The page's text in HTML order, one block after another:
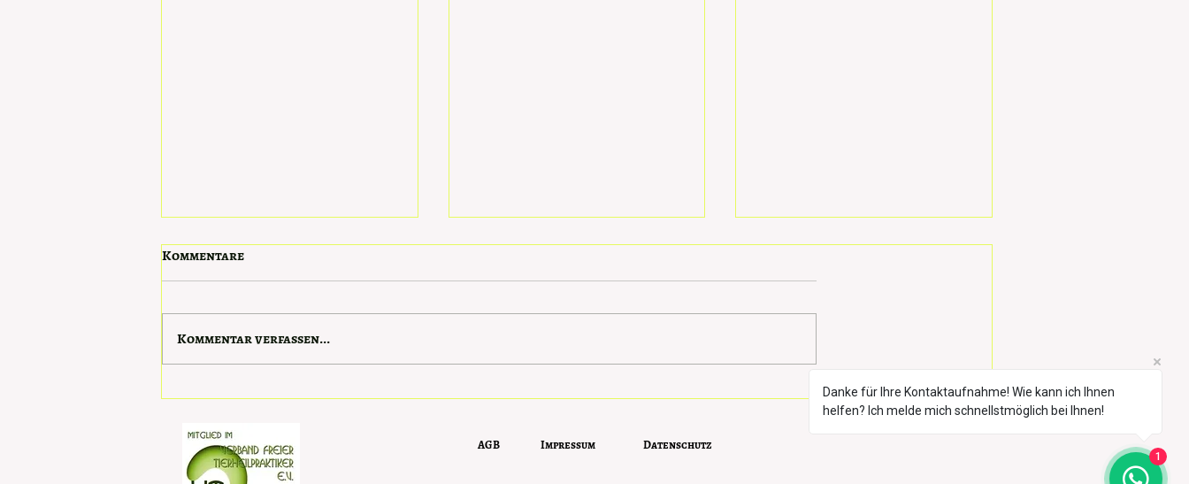
Unterstützung mit Aloe
Vera (Teil 1)
Darmsanierung beim Hund:
Eine erfolgreiche
Kommentare
Kommentar verfassen...
AGB Impressum Datenschutz
Danke für Ihre Kontaktaufnahme! Wie kann ich Ihnen
helfen? Ich melde mich schnellstmöglich bei Ihnen!
1